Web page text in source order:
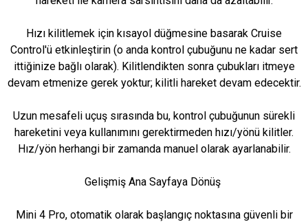
Hızı kilitlemek için kısayol düğmesine basarak Cruise
Control'ü etkinleştirin (o anda kontrol çubuğunu ne kadar sert
ittiğinize bağlı olarak). Kilitlendikten sonra çubukları itmeye
devam etmenize gerek yoktur; kilitli hareket devam edecektir.
Uzun mesafeli uçuş sırasında bu, kontrol çubuğunun sürekli
hareketini veya kullanımını gerektirmeden hızı/yönü kilitler.
Hız/yön herhangi bir zamanda manuel olarak ayarlanabilir.
Gelişmiş Ana Sayfaya Dönüş
Mini 4 Pro, otomatik olarak başlangıç ​​noktasına güvenli bir